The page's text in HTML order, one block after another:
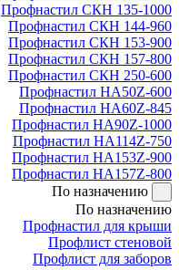
Профнастил СКН 135-1000
Профнастил СКН 144-960
Профнастил СКН 153-900
Профнастил СКН 157-800
Профнастил СКН 250-600
Профнастил НА50Z-600
Профнастил НА60Z-845
Профнастил НА90Z-1000
Профнастил НА114Z-750
Профнастил НА153Z-900
Профнастил НА157Z-800
По назначению
По назначению
Профнастил для крыши
Профлист стеновой
Профлист для заборов